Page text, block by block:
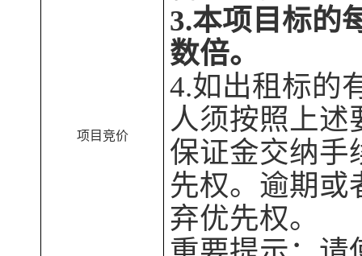
项目竞价
3.本项目标的
数倍。
4.如出租 标的
人须按照上述
保证金交纳手
先权。逾期或
弃优先权。